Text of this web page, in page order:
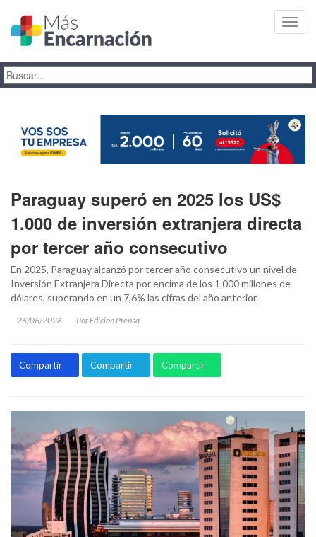
Paraguay superó en 2025 los US$
1.000 de inversión extranjera directa
por tercer año consecutivo
En 2025, Paraguay alcanzó por tercer año consecutivo un nivel de
Inversión Extranjera Directa por encima de los 1.000 millones de
dólares, superando en un 7,6% las cifras del año anterior.
26/06/2026 Por Edicion Prensa
Compartir Compartir Compartir